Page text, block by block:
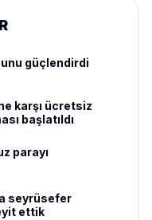
güçlendirdi
karşı ücretsiz
başlatıldı
parayı
seyrüsefer
ettik